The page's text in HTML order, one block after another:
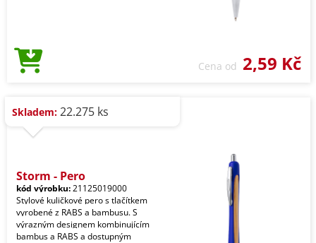
Cena od 2,59 Kč
Skladem: 22.275 ks
Storm - Pero
kód výrobku:21125019000
Stylové kuličkové pero s tlačítkem
vyrobené z RABS a bambusu. S
výrazným designem kombinujícím
bambus a RABS a dostupným